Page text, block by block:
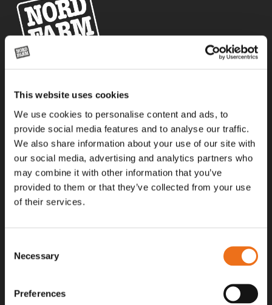
This website uses cookies
We use cookies to personalise content and ads, to
provide social media features and to analyse our traffic.
We also share information about your use of our site with
our social media, advertising and analytics partners who
may combine it with other information that you’ve
provided to them or that they’ve collected from your use
of their services.
Selection
Necessary
Preferences
gäller inte vid köp av enskild produkt, till exempel
reservdel. Kontakta din lokala återförsäljare för aktuella priser.
Surgatan 12, 602 28
Norrköping, Sweden
+46 (0)11 – 19 70 40
marknad@nordfarm.se